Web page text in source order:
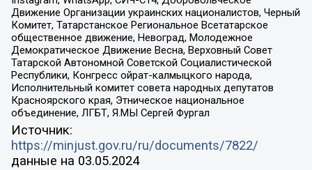
Движение Организации украинских националистов, Черный
Комитет, Татарстанское Региональное Всетатарское
общественное движение, Невоград, Молодежное
Демократическое Движение Весна, Верховный Совет
Татарской Автономной Советской Социалистической
Республики, Конгресс ойрат-калмыцкого народа,
Исполнительный комитет совета народных депутатов
Красноярского края, Этническое национальное
объединение, ЛГБТ, Я.МЫ Сергей Фургал
Источник:
https://minjust.gov.ru/ru/documents/7822/
данные на 03.05.2024